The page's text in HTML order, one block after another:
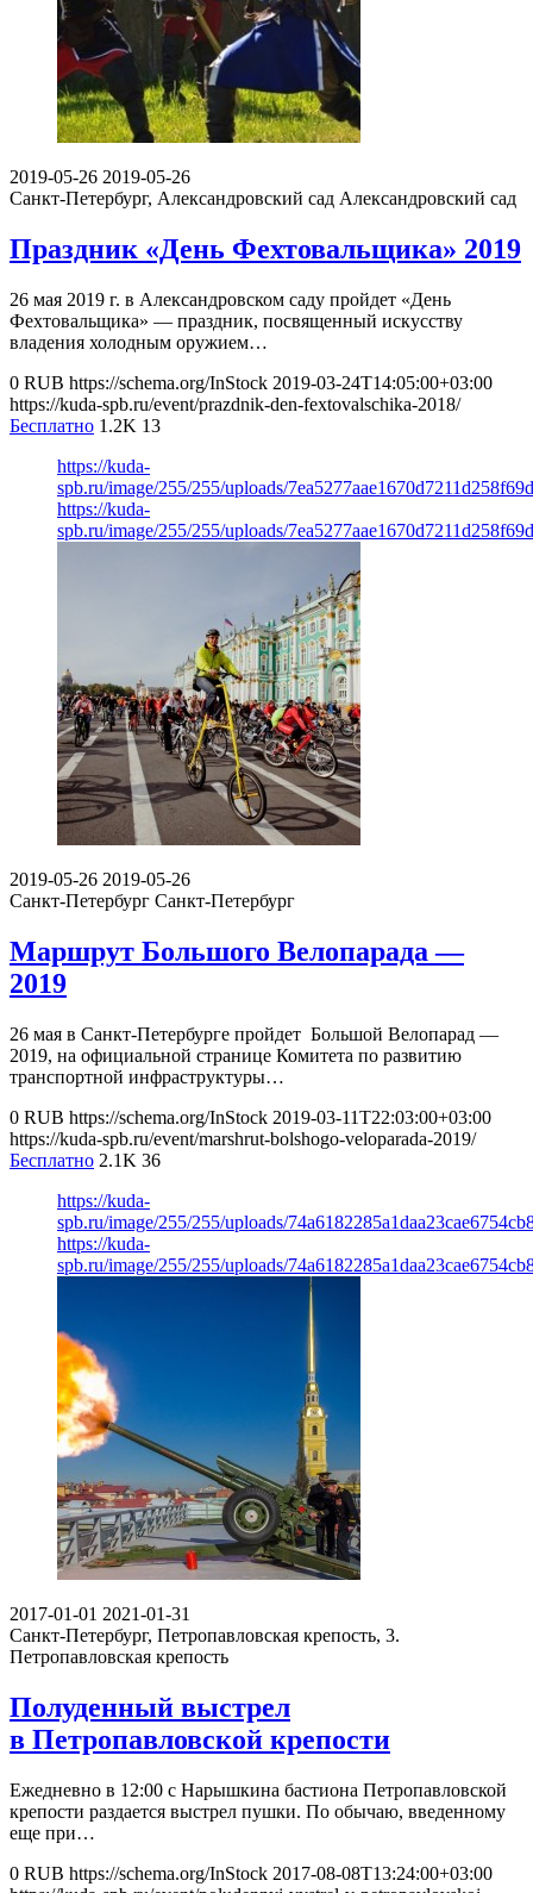
2019-05-26 2019-05-26
Санкт-Петербург, Александровский сад Александровский сад
Праздник «День Фехтовальщика» 2019
26 мая 2019 г. в Александровском саду пройдет «День
Фехтовальщика» — праздник, посвященный искусству
владения холодным оружием…
0 RUB https://schema.org/InStock 2019-03-24T14:05:00+03:00
https://kuda-spb.ru/event/prazdnik-den-fextovalschika-2018/
Бесплатно 1.2K 13
https://kuda-
spb.ru/image/255/255/uploads/
https://kuda-
spb.ru/image/255/255/uploads/
2019-05-26 2019-05-26
Санкт-Петербург Санкт-Петербург
Маршрут Большого Велопарада —
2019
26 мая в Санкт-Петербурге пройдет Большой Велопарад —
2019, на официальной странице Комитета по развитию
транспортной инфраструктуры…
0 RUB https://schema.org/InStock 2019-03-11T22:03:00+03:00
https://kuda-spb.ru/event/marshrut-bolshogo-veloparada-2019/
Бесплатно 2.1K 36
https://kuda-
spb.ru/image/255/255/uploads/
https://kuda-
spb.ru/image/255/255/uploads/
2017-01-01 2021-01-31
Санкт-Петербург, Петропавловская крепость, 3.
Петропавловская крепость
Полуденный выстрел
в Петропавловской крепости
Ежедневно в 12:00 с Нарышкина бастиона Петропавловской
крепости раздается выстрел пушки. По обычаю, введенному
еще при…
0 RUB https://schema.org/InStock 2017-08-08T13:24:00+03:00